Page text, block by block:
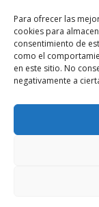
Para ofrecer las
cookies para
consentimiento de
como el
en este sitio. No
negativamente a
logo SID